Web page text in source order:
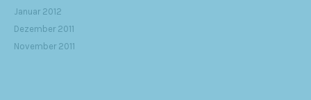
Januar 2012
Dezember 2011
November 2011